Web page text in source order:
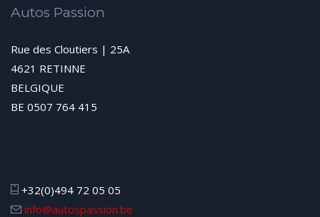
Autos Passion
Rue des Cloutiers | 25A
4621 RETINNE
BELGIQUE
BE 0507 764 415
+32(0)494 72 05 05
info@autospassion.be